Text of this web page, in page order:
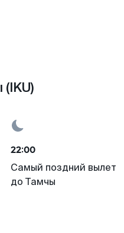
22:00
Самый поздний вылет
до Тамчы